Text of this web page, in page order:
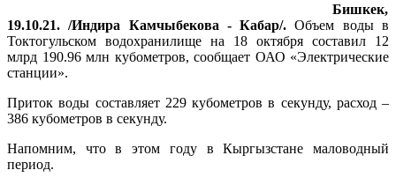
Бишкек,
19.10.21. /Индира Камчыбекова - Кабар/. Объем воды в
Токтогульском водохранилище на 18 октября составил 12
млрд 190.96 млн кубометров, сообщает ОАО «Электрические
станции».
Приток воды составляет 229 кубометров в секунду, расход –
386 кубометров в секунду.
Напомним, что в этом году в Кыргызстане маловодный
период.